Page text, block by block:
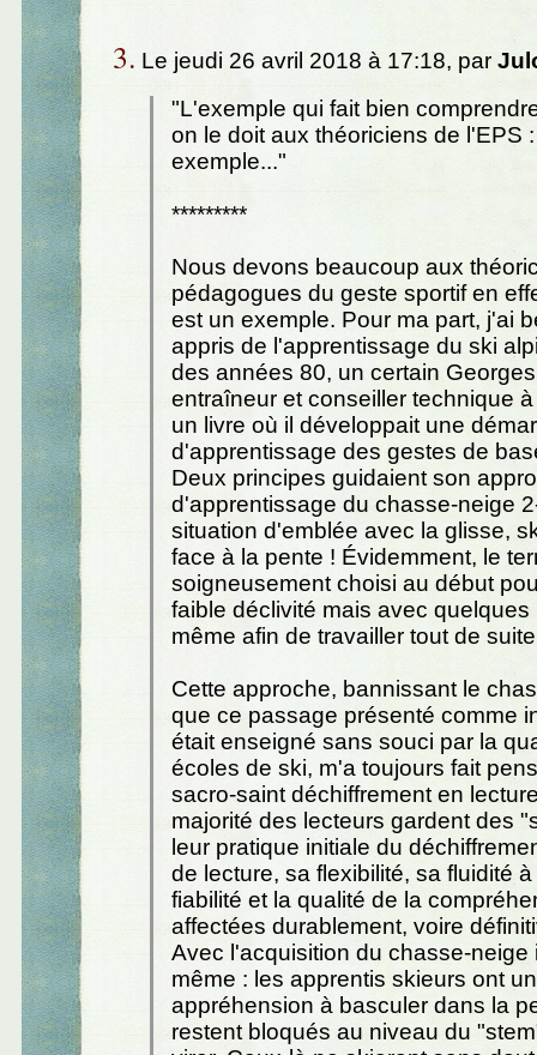
3. Le jeudi 26 avril 2018 à 17:18, par
"L'exemple qui fait bien
on le doit aux théoriciens de l'EPS
exemple..."
*********
Nous devons beaucoup aux
pédagogues du geste sportif en
est un exemple. Pour ma part, j'ai
appris de l'apprentissage du ski
des années 80, un certain
entraîneur et conseiller technique
un livre où il développait une
d'apprentissage des gestes de
Deux principes guidaient son
d'apprentissage du chasse-neige
situation d'emblée avec la glisse,
face à la pente ! Évidemment, le
soigneusement choisi au début
faible déclivité mais avec quelques
même afin de travailler tout de
Cette approche, bannissant le
que ce passage présenté comme
était enseigné sans souci par la
écoles de ski, m'a toujours fait
sacro-saint déchiffrement en
majorité des lecteurs gardent des
leur pratique initiale du
de lecture, sa flexibilité, sa fluidité
fiabilité et la qualité de la
affectées durablement, voire
Avec l'acquisition du chasse-neige
même : les apprentis skieurs ont
appréhension à basculer dans la
restent bloqués au niveau du